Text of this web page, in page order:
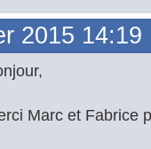
2015 14:19
Marc et Fabrice